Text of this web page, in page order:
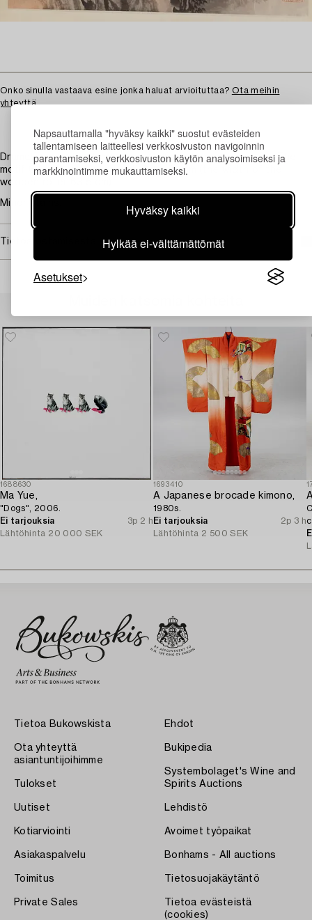
Napsauttamalla "hyväksy kaikki" suostut evästeiden
tallentamiseen laitteellesi verkkosivuston navigoinnin
parantamiseksi, verkkosivuston käytön analysoimiseksi ja
markkinointimme mukauttamiseksi.
Hyväksy kaikki
Hylkää ei-välttämättömät
Asetukset
Onko sinulla vastaava esine jonka haluat arvioituttaa? Ota meihin
yhteyttä
Dramatic mountain landscape. Calligraphy and red seals. The
motif 67 x 41 cm. Rolled out 162 x 54 cm (the width of the
wooden roller 63.5 cm)
Minor stains.
Tietoa ostamisesta
1688630
Ma Yue,
"Dogs", 2006.
Ei tarjouksia
3p 2 h
Lähtöhinta 20 000 SEK
1693410
A Japanese brocade kimono,
1980s.
Ei tarjouksia
2p 3 h
Lähtöhinta 2 500 SEK
Tietoa Bukowskista
Ota yhteyttä
asiantuntijoihimme
Tulokset
Uutiset
Kotiarviointi
Asiakaspalvelu
Toimitus
Private Sales
Ehdot
Bukipedia
Systembolaget's Wine and
Spirits Auctions
Lehdistö
Avoimet työpaikat
Bonhams - All auctions
Tietosuojakäytäntö
Tietoa evästeistä
(cookies)